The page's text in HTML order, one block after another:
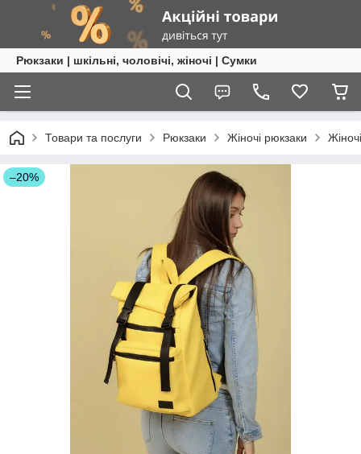
Рюкзаки | шкільні, чоловічі, жіночі | Сумки
Товари та послуги Рюкзаки Жіночі рюкзаки
–20%